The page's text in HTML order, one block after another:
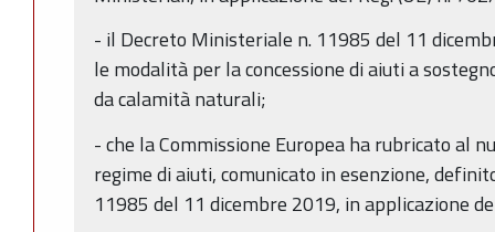
- il Decreto Ministeriale n. 11985 del 11
le modalità per la concessione di aiuti a
da calamità naturali;
- che la Commissione Europea ha rubricato al
regime di aiuti, comunicato in esenzione,
11985 del 11 dicembre 2019, in applicazione